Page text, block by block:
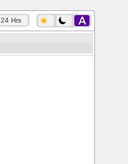
24 Hrs